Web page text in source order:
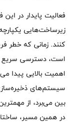
فعالیت پایدار در
زیرساخت‌هایی
کنند. زمانی که خطر
است، دسترسی سریع
اهمیت بالایی پیدا
سیستم‌های
بین می‌برد، از
در همین مسیر،